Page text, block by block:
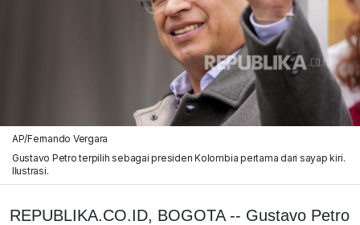
AP/Fernando Vergara
Gustavo Petro terpilih sebagai presiden Kolombia pertama dari sayap kiri.
Ilustrasi.
REPUBLIKA.CO.ID, BOGOTA -- Gustavo Petro